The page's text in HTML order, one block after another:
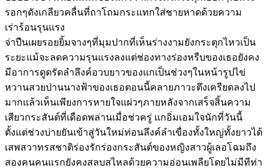
รอกๆดังเกลียวคลื่นที่ถาโถมกระแทกใส่ชายหาดด้วยความ
เร่าร้อนรุนแรง
จ่าปืนเผยรอยยิ้มจางๆที่มุมปากที่เห็นร่างงามยังกระตุกไหวเป็น
ระยะแม้จะลดความรุนแรงลงแต่ช่องทางร่องหรืบของเธอยังคง
มีอาการดูดรัดลำลึงค์อวบยาวของแกเป็นช่วงๆในหน้ารูปไข่
หวานสวยปานนางฟ้าของเธอตอนนี้คลายภาวะตึงเครียดลงไป
มากแล้วเห็นเพียงการหายใจแผ่วๆภายหลังจากเสร็จสิ้นความ
เสียวกระสันต์ที่เดือดพล่านเมื่อช่วครู่ แกอิ่มเอมใจนักที่วันนี้
ตั้งแต่ช่วงบ่ายยันเข้าสู่วันใหม่ท่อนลึงค์ลำเขื่องทั้งใหญ่ทั้งยาวได้
เสพสวาทรสชาติร่องรักร่องกระสันต์ของหญิงสาวผู้เลอโฉมถึง
สองคนคนแรกยังคงสลบสไหลด้วยความอ่อนเพลียโดยไม่มีทีท่า